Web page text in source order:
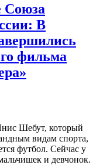
Союза
В
фильма
Шебут, который
видам спорта,
футбол. Сейчас у
и девчонок.